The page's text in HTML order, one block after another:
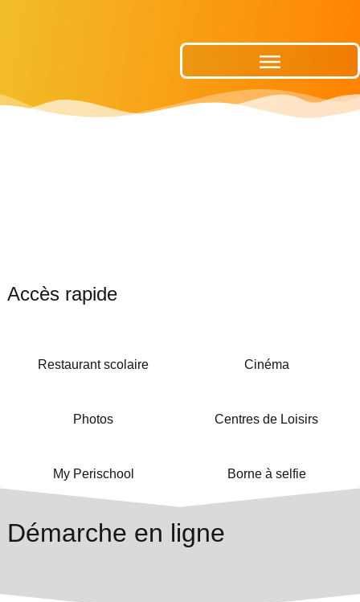
Accès rapide
Restaurant scolaire Cinéma
Photos Centres de Loisirs
My Perischool Borne à selfie
Démarche en ligne